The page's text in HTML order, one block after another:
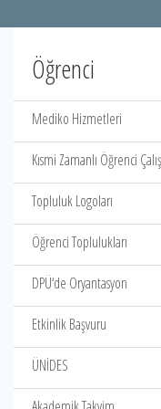
Öğrenci
Mediko Hizmetleri
Kısmi Zamanlı Öğrenci
Topluluk Logoları
Öğrenci Toplulukları
DPÜ‘de Oryantasyon
Etkinlik Başvuru
ÜNİDES